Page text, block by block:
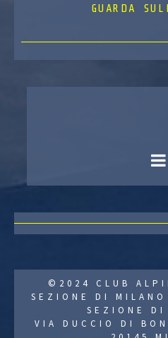
GUARDA
©2024 CLUB
SEZIONE DI
SEZIONE DI
VIA DUCCIO DI